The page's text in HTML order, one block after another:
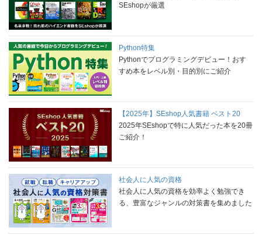
SEshopが厳選
Python特集
Pythonでプログラミングデビュー！おす
すめ本をレベル別・目的別にご紹介
【2025年】SEshop人気書籍 ベスト20
2025年SEshopで特に人気だった本を20冊
ご紹介！
社会人に人気の資格
社会人に人気の資格を効率よく勉強でき
る、豊富なジャンルの対策書を集めました